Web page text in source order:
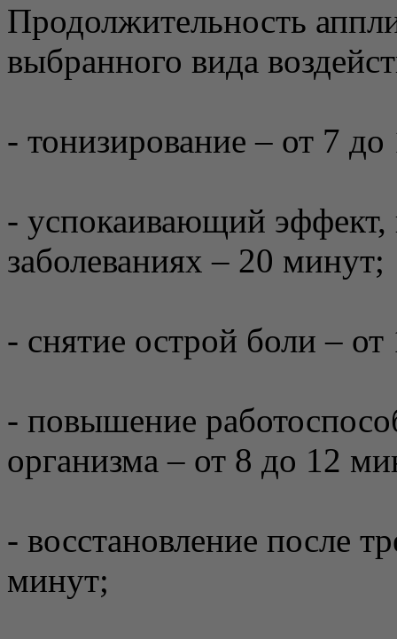
Продолжительность
выбранного вида
- тонизирование – от 7
- успокаивающий
заболеваниях – 20 минут;
- снятие острой боли –
- повышение
организма – от 8 до 12
- восстановление после
минут;